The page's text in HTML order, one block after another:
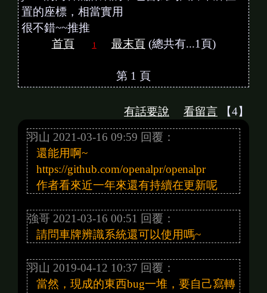
置的座標，相當實用
很不錯~~推推
首頁
1 最末頁(總共有...1頁)
第 1 頁
有話要說 看留言 【4】
羽山 2021-03-16 09:59 回覆：
還能用啊~
https://github.com/openalpr/openalpr
作者看來近一年來還有持續在更新呢
強哥 2021-03-16 00:51 回覆：
請問車牌辨識系統還可以使用嗎~
羽山 2019-04-12 10:37 回覆：
當然，現成的東西bug一堆，要自己寫轉